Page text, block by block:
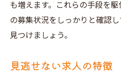
も増えます。これらの手段を
の募集状況をしっかりと確認
見つけましょう。
見逃せない求人の特徴